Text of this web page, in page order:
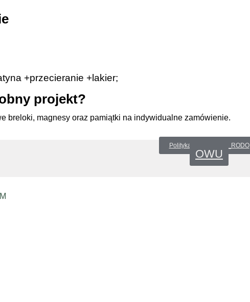
+przecieranie +lakier;
projekt?
breloki, magnesy oraz pamiątki na indywidualne zamówienie.
Polityka prywatności _RODO
OWU